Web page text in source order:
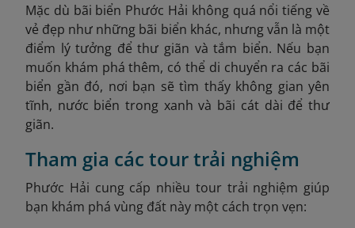
Mặc dù bãi biển Phước Hải không quá nổi tiếng về
vẻ đẹp như những bãi biển khác, nhưng vẫn là một
điểm lý tưởng để thư giãn và tắm biển. Nếu bạn
muốn khám phá thêm, có thể di chuyển ra các bãi
biển gần đó, nơi bạn sẽ tìm thấy không gian yên
tĩnh, nước biển trong xanh và bãi cát dài để thư
giãn.
Tham gia các tour trải nghiệm
Phước Hải cung cấp nhiều tour trải nghiệm giúp
bạn khám phá vùng đất này một cách trọn vẹn: